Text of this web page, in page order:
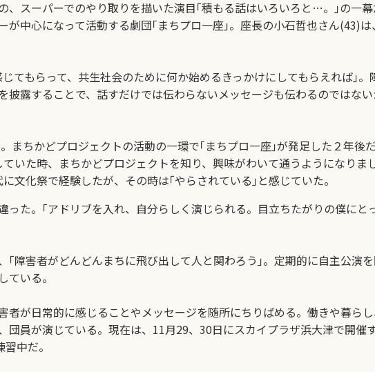
スーパーでのやり取りを描いた演目｢積もる話はいろいろと…。｣の一幕
が中心になって活動する劇団｢まちプロ一座｣。座長の小石哲也さん(43)は
てもらって、共生社会のために何か始めるきっかけにしてもらえれば｣。
披露することで、話すだけでは伝わらないメッセージも伝わるのではない
まちかどプロジェクトの活動の一環で｢まちプロ一座｣が発足した２年後だ
いた時、まちかどプロジェクトを知り、興味がわいて通うようになりま
文化祭で経験したが、その時は｢やらされている｣と感じていた。
た。｢アドリブを入れ、自分らしく演じられる。目立ちたがりの僕にと
｢障害者がどんどんまちに飛び出して人と関わろう｣。定期的に自主公演
ている。
者が日常的に感じることやメッセージを随所にちりばめる。働きや暮ら
団員が演じている。現在は、11月29、30日にスカイプラザ浜大津で開
中だ。